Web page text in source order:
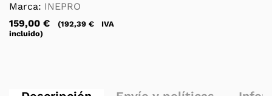
Marca: INEPRO
159,00 € (192,39 €
IVA
incluido)